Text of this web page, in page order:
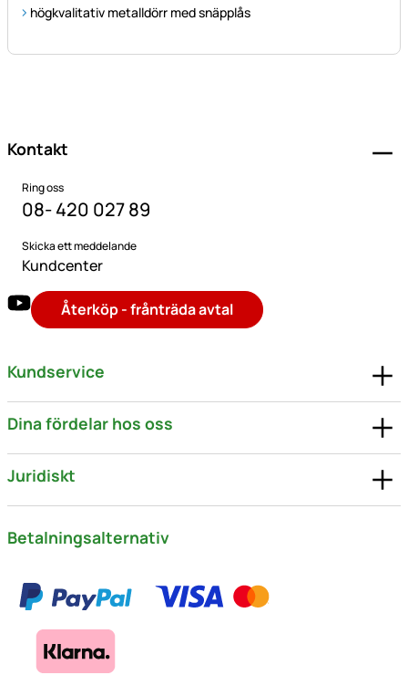
högkvalitativ metalldörr med snäpplås
Kontakt
Ring oss
08- 420 027 89
Skicka ett meddelande
Kundcenter
Återköp - frånträda avtal
Kundservice
Dina fördelar hos oss
Juridiskt
Betalningsalternativ